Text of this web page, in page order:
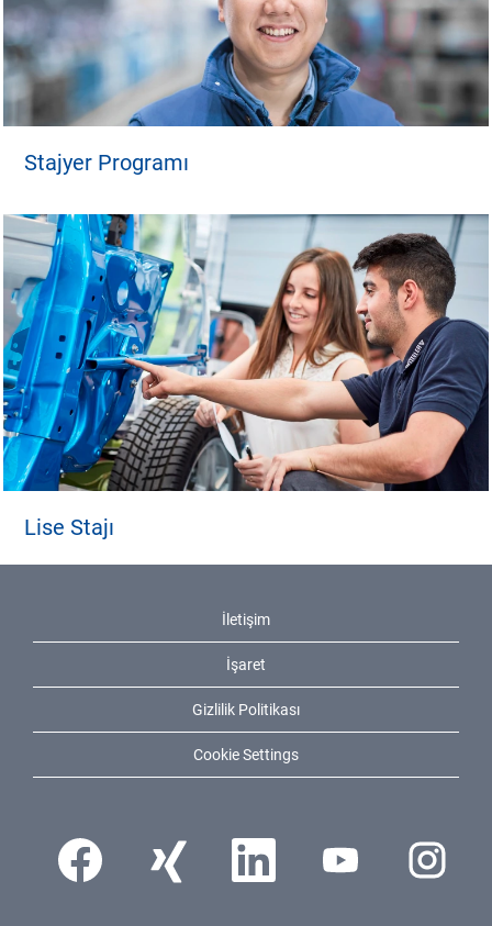
Stajyer Programı
Lise Stajı
İletişim
İşaret
Gizlilik Politikası
Cookie Settings
Yeni sekmede açılır.Yeni sekmede açılır.Yeni sekmede açılır.Yeni sekmede açılır.
Yeni